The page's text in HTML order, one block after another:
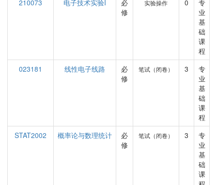
210073 电子技术实验I
必
修
实验操作 0
专
业
基
础
课
程
023181
线性电子线路
必
修
笔试（闭卷） 3
专
业
基
础
课
程
STAT2002
概率论与数理统计
必
修
笔试（闭卷） 3
专
业
基
础
课